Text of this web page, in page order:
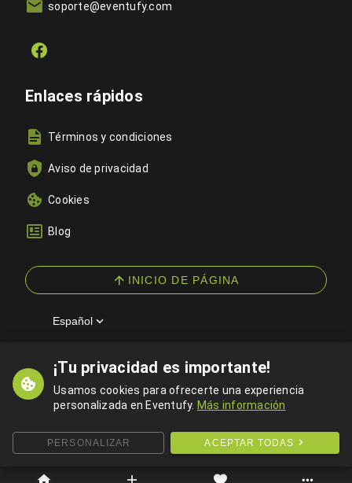
¡Tu privacidad es importante!
Usamos cookies para ofrecerte una experiencia
personalizada en Eventufy. Más información
PERSONALIZAR ACEPTAR TODAS
soporte@eventufy.com
Enlaces rápidos
Términos y condiciones
Aviso de privacidad
Cookies
Blog
INICIO DE PÁGINA
Español